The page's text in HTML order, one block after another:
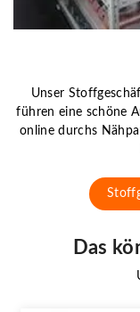
Unser
führen eine schöne
online durchs
Das